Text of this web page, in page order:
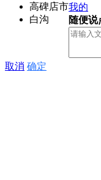
高碑店市
白沟
我的
随便说
取消 确定